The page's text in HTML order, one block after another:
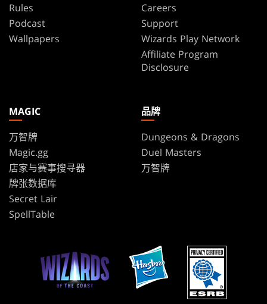
Rules
Podcast
Wallpapers
Careers
Support
Wizards Play Network
Affiliate Program
Disclosure
MAGIC
万智牌
Magic.gg
店家与赛事搜寻器
牌张数据库
Secret Lair
SpellTable
品牌
Dungeons & Dragons
Duel Masters
万智牌